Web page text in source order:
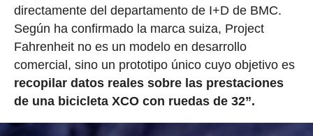
directamente del departamento de I+D de BMC.
Según ha confirmado la marca suiza, Project
Fahrenheit no es un modelo en desarrollo
comercial, sino un prototipo único cuyo objetivo es
recopilar datos reales sobre las prestaciones
de una bicicleta XCO con ruedas de 32”.